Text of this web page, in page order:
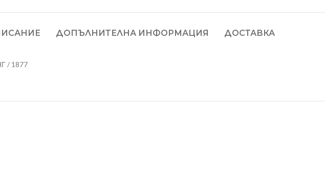
ДОПЪЛНИТЕЛНА ИНФОРМАЦИЯ ДОСТАВКА
/ 1877